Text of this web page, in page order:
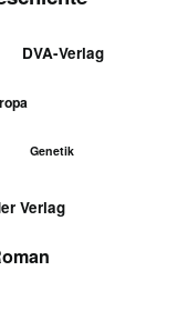
DVA-Verlag
Genetik
Verlag